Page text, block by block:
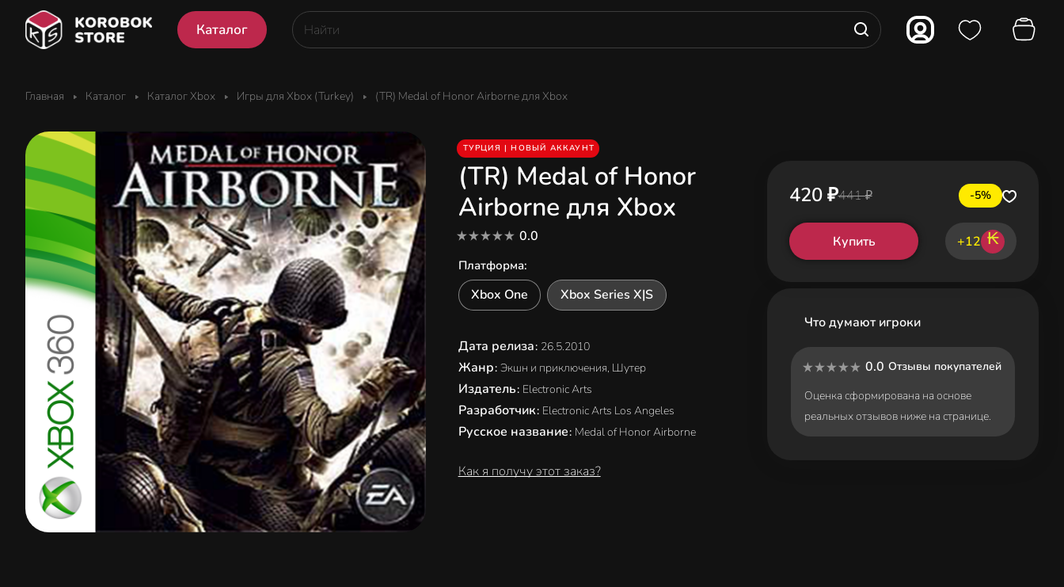
Каталог
Главная Каталог Каталог Xbox Игры для Xbox (Turkey) (TR) Medal of Honor Airborne для Xbox
ТУРЦИЯ | НОВЫЙ АККАУНТ
(TR) Medal of Honor
Airborne для Xbox
0.0
Платформа:
Xbox One Xbox Series X|S
Дата релиза: 26.5.2010
Жанр: Экшн и приключения, Шутер
Издатель: Electronic Arts
Разработчик: Electronic Arts Los Angeles
Русское название: Medal of Honor Airborne
Как я получу этот заказ?
420 ₽441 ₽ -5%
Купить +12 ₭
Что думают игроки
0.0 Отзывы покупателей
Оценка сформирована на основе
реальных отзывов ниже на странице.